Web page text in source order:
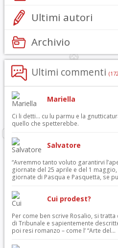
Ultimi autori
Archivio
Ultimi commenti
Mariella
Ci li detti… cu lu parmu e la
quello che spetterebbe.
Salvatore
“Avremmo tanto voluto garantirvi
giornate del 25 aprile e del 1
giornate di Pasqua e Pasquetta, se
Cui prodest?
Per come ben scrive Rosalio, si
di Tribunale e sapientemente
poi resi romanzo – come l’ “Arte del...